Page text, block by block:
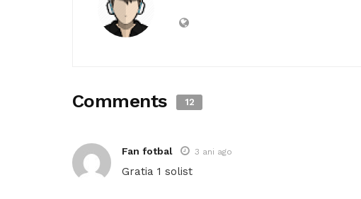
Comments 12
Fan fotbal 3 ani ago
Gratia 1 solist